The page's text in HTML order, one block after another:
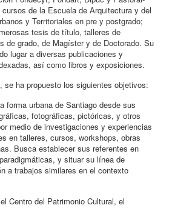
de la Escuela de Arquitectura y del
y Territoriales en pre y postgrado;
tesis de título, talleres de
de grado, de Magíster y de Doctorado. Su
lugar a diversas publicaciones y
así como libros y exposiciones.
se ha propuesto los siguientes objetivos:
forma urbana de Santiago desde sus
fotográficas, pictóricas, y otros
medio de investigaciones y experiencias
en talleres, cursos, workshops, obras
Busca establecer sus referentes en
y situar su línea de
a trabajos similares en el contexto
Centro del Patrimonio Cultural, el